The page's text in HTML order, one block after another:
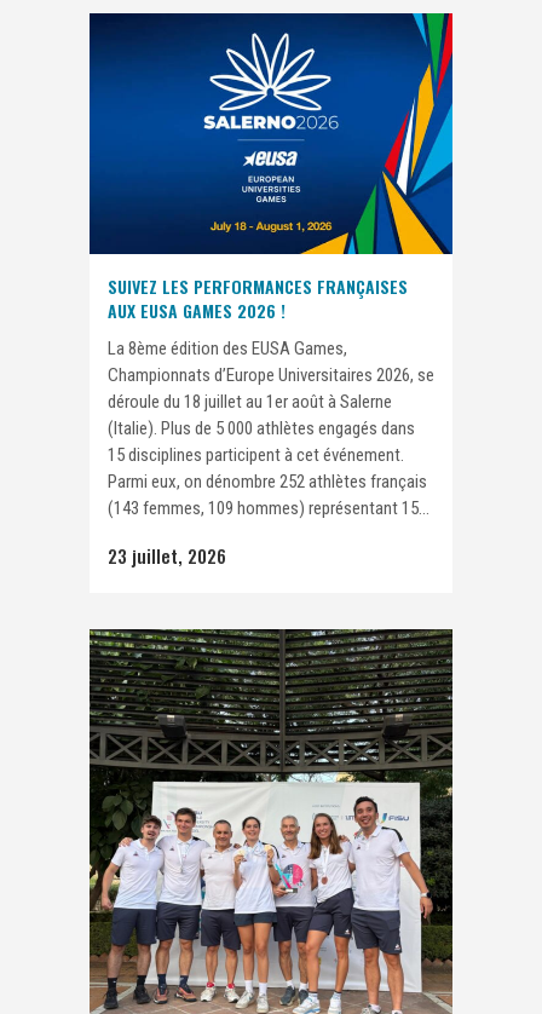
SUIVEZ LES PERFORMANCES FRANÇAISES
AUX EUSA GAMES 2026 !
La 8ème édition des EUSA Games,
Championnats d’Europe Universitaires 2026, se
déroule du 18 juillet au 1er août à Salerne
(Italie). Plus de 5 000 athlètes engagés dans
15 disciplines participent à cet événement.
Parmi eux, on dénombre 252 athlètes français
(143 femmes, 109 hommes) représentant 15...
23 juillet, 2026